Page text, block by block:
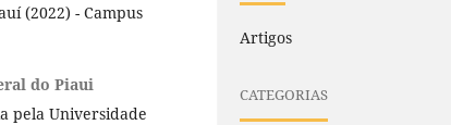
(2022) - Campus
do Piaui
pela Universidade
Artigos
CATEGORIAS